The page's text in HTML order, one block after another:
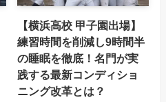
【横浜高校 甲子園出場】
練習時間を削減し9時間半
の睡眠を徹底！名門が実
践する最新コンディショ
ニング改革とは？